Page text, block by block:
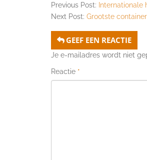
Previous Post:
Next Post: Grootste
GEEF EEN REACTIE
Je e-mailadres wordt niet
Reactie *